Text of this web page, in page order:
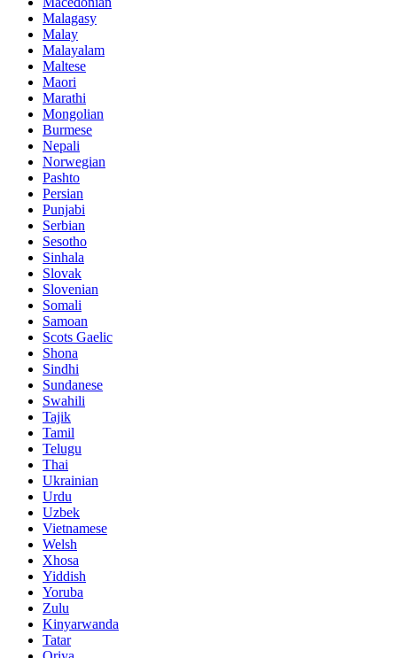
Malagasy
Malay
Malayalam
Maltese
Maori
Marathi
Mongolian
Burmese
Nepali
Norwegian
Pashto
Persian
Punjabi
Serbian
Sesotho
Sinhala
Slovak
Slovenian
Somali
Samoan
Scots Gaelic
Shona
Sindhi
Sundanese
Swahili
Tajik
Tamil
Telugu
Thai
Ukrainian
Urdu
Uzbek
Vietnamese
Welsh
Xhosa
Yiddish
Yoruba
Zulu
Kinyarwanda
Tatar